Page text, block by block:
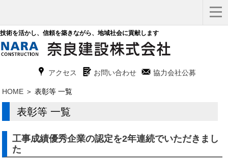
技術を活かし、信頼を築きながら、地域社会に貢献します
x アクセス G お問い合わせ F 協力会社公募
HOME ＞ 表彰等 一覧
表彰等 一覧
工事成績優秀企業の認定を2年連続でいただきまし
た